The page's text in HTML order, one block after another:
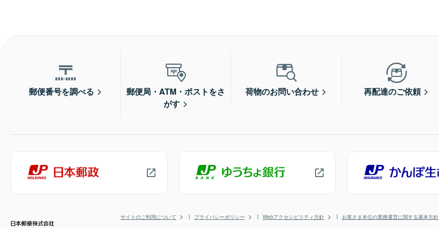
郵便番号を調べる
郵便局・ATM・ポストをさ
がす
荷物のお問い合わせ 再配達のご依頼
サイトのご利用について プライバシーポリシー Webアクセシビリティ方針 お客さま本位の業務運営に関する基本方針